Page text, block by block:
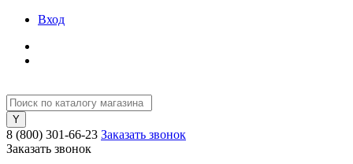
Вход
8 (800) 301-66-23 Заказать звонок
Заказать звонок